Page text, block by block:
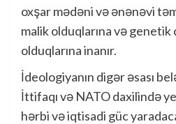
oxşar mədəni və ənənəvi
malik olduqlarına və
olduqlarına inanır.
İdeologiyanın digər əsası
İttifaqı və NATO daxilində
hərbi və iqtisadi güc